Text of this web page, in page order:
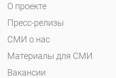
О проекте
Пресс-релизы
СМИ о нас
Материалы для СМИ
Вакансии